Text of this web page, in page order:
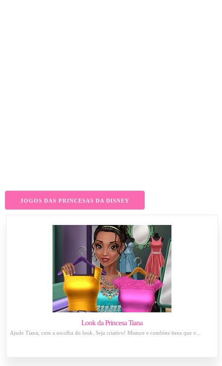
JOGOS DAS PRINCESAS DA DISNEY
Look da Princesa Tiana
Ajude Tiana, com a escolha do look. Seja criativo! Misture e combine itens que v...